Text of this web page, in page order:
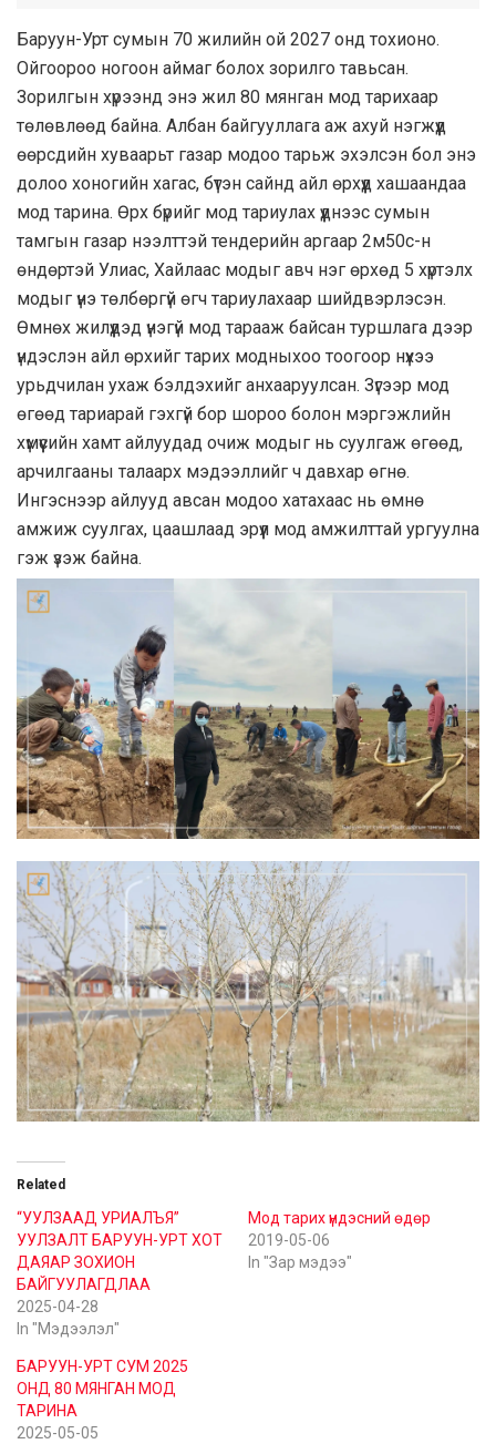
Баруун-Урт сумын 70 жилийн ой 2027 онд тохионо.
Ойгоороо ногоон аймаг болох зорилго тавьсан.
Зорилгын хүрээнд энэ жил 80 мянган мод тарихаар
төлөвлөөд байна. Албан байгууллага аж ахуй нэгжүүд
өөрсдийн хуваарьт газар модоо тарьж эхэлсэн бол энэ
долоо хоногийн хагас, бүтэн сайнд айл өрхүүд хашаандаа
мод тарина. Өрх бүрийг мод тариулах үүднээс сумын
тамгын газар нээлттэй тендерийн аргаар 2м50с-н
өндөртэй Улиас, Хайлаас модыг авч нэг өрхөд 5 хүртэлх
модыг үнэ төлбөргүй өгч тариулахаар шийдвэрлэсэн.
Өмнөх жилүүдэд үнэгүй мод тарааж байсан туршлага дээр
үндэслэн айл өрхийг тарих модныхоо тоогоор нүхээ
урьдчилан ухаж бэлдэхийг анхааруулсан. Зүгээр мод
өгөөд тариарай гэхгүй бор шороо болон мэргэжлийн
хүмүүсийн хамт айлуудад очиж модыг нь суулгаж өгөөд,
арчилгааны талаарх мэдээллийг ч давхар өгнө.
Ингэснээр айлууд авсан модоо хатахаас нь өмнө
амжиж суулгах, цаашлаад эрүүл мод амжилттай ургуулна
гэж үзэж байна.
Related
“УУЛЗААД УРИАЛЪЯ”
УУЛЗАЛТ БАРУУН-УРТ ХОТ
ДАЯАР ЗОХИОН
БАЙГУУЛАГДЛАА
2025-04-28
In "Мэдээлэл"
Мод тарих үндэсний өдөр
2019-05-06
In "Зар мэдээ"
БАРУУН-УРТ СУМ 2025
ОНД 80 МЯНГАН МОД
ТАРИНА
2025-05-05